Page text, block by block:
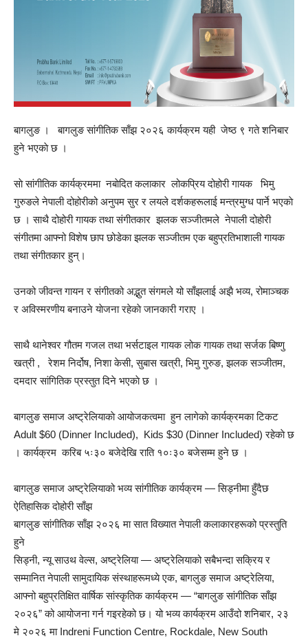
बागलुङ । बागलुङ सांगीतिक साँझ २०२६ कार्यक्रम यही जेष्ठ ९ गते शनिबार
हुने भएकाे छ ।
साे सांगीतिक कार्यक्रममा नबाेदित कलाकार लोकप्रिय दोहोरी गायक भिमु
गुरुङले नेपाली दोहोरीको अनुपम सुर र लयले दर्शकहरूलाई मन्त्रमुग्ध पार्ने भएकाे
छ । साथै दोहोरी गायक तथा संगीतकार झलक सञ्जीतमले नेपाली दोहोरी
संगीतमा आफ्नो विशेष छाप छोडेका झलक सञ्जीतम एक बहुप्रतिभाशाली गायक
तथा संगीतकार हुन्।
उनको जीवन्त गायन र संगीतको अद्भुत संगमले यो साँझलाई अझै भव्य, रोमाञ्चक
र अविस्मरणीय बनाउने याेजना रहेकाे जानकारी गराए ।
साथै थानेश्वर गौतम गजल तथा भर्सटाइल गायक लोक गायक तथा सर्जक बिष्णु
खत्री , रेशम निर्दोष, निशा केसी, सुबास खत्री, भिमु गुरुङ, झलक सञ्जीतम,
दमदार सांगितिक प्रस्तुत दिने भएकाे छ ।
बागलुङ समाज अष्ट्रेलियाकाे आयोजकत्वमा हुन लागेकाे कार्यक्रमका टिकट
Adult $60 (Dinner Included), Kids $30 (Dinner Included) रहेकाे छ
। कार्यक्रम करिब ५ः३० बजेदेखि राति १०ः३० बजेसम्म हुने छ ।
बागलुङ समाज अष्ट्रेलियाको भव्य सांगीतिक कार्यक्रम — सिड्नीमा हुँदैछ
ऐतिहासिक दोहोरी साँझ
बागलुङ सांगीतिक साँझ २०२६ मा सात विख्यात नेपाली कलाकारहरूको प्रस्तुति
हुने
सिड्नी, न्यू साउथ वेल्स, अष्ट्रेलिया — अष्ट्रेलियाको सबैभन्दा सक्रिय र
सम्मानित नेपाली सामुदायिक संस्थाहरूमध्ये एक, बागलुङ समाज अष्ट्रेलिया,
आफ्नो बहुप्रतिक्षित वार्षिक सांस्कृतिक कार्यक्रम — “बागलुङ सांगीतिक साँझ
२०२६” को आयोजना गर्न गइरहेको छ। यो भव्य कार्यक्रम आउँदो शनिबार, २३
मे २०२६ मा Indreni Function Centre, Rockdale, New South